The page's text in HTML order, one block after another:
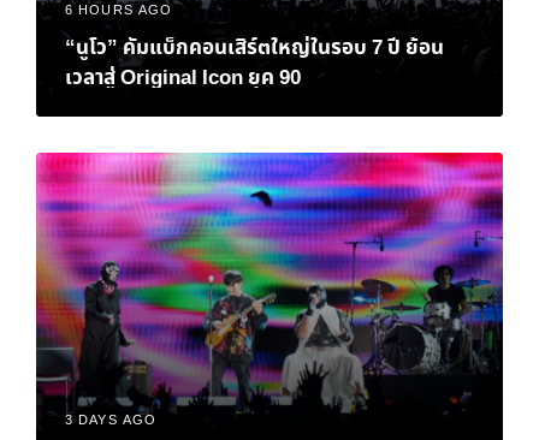
6 HOURS AGO
“นูโว” คัมแบ็กคอนเสิร์ตใหญ่ในรอบ 7 ปี ย้อน
เวลาสู่ Original Icon ยุค 90
3 DAYS AGO